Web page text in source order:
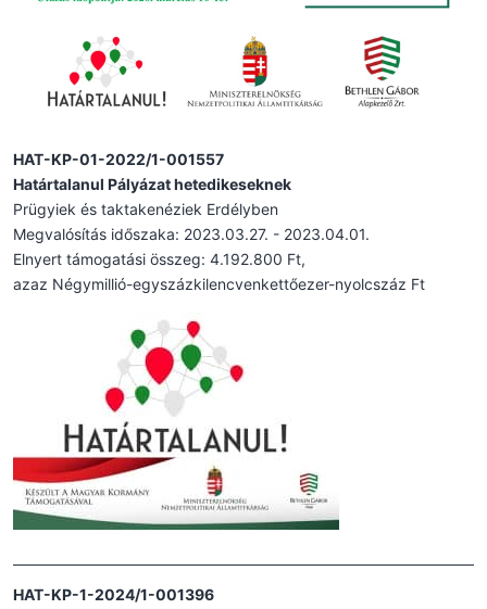
HAT-KP-01-2022/1-001557
Határtalanul Pályázat hetedikeseknek
Prügyiek és taktakenéziek Erdélyben
Megvalósítás időszaka: 2023.03.27. - 2023.04.01.
Elnyert támogatási összeg: 4.192.800 Ft,
azaz Négymillió-egyszázkilencvenkettőezer-nyolcszáz Ft
HAT-KP-1-2024/1-001396